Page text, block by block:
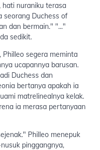
hati nuraniku terasa
seorang Duchess of
dan bermain." "..."
sedikit.
segera meminta
ucapannya barusan.
Duchess dan
bertanya apakah ia
matrelinealnya kelak.
ia merasa pertanyaan
Philleo menepuk
pinggangnya,